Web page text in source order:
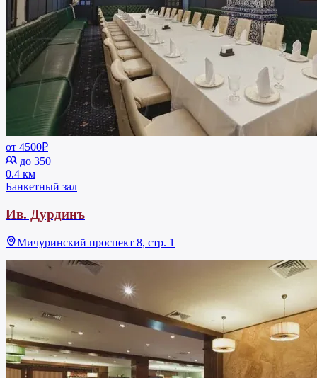
от 4500₽
до 350
0.4 км
Банкетный зал
Ив. Дурдинъ
Мичуринский проспект 8, стр. 1